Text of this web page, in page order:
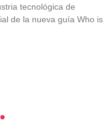
tecnológica de
de la nueva guía Who is